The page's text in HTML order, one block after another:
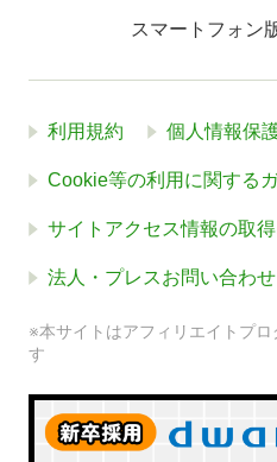
スマートフォン
利用規約 個人情報保
Cookie等の利用に関する
サイトアクセス情報の取
法人・プレスお問い合わせ
※本サイトはアフィリエイトプ
す